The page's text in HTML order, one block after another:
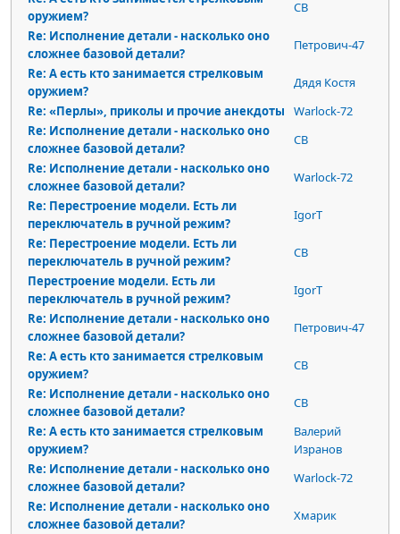
оружием?
СВ
Re: Исполнение детали - насколько оно
сложнее базовой детали?
Петрович-47
Re: А есть кто занимается стрелковым
оружием?
Дядя Костя
Re: «Перлы», приколы и прочие анекдоты
Warlock-72
Re: Исполнение детали - насколько оно
сложнее базовой детали?
СВ
Re: Исполнение детали - насколько оно
сложнее базовой детали?
Warlock-72
Re: Перестроение модели. Есть ли
переключатель в ручной режим?
IgorT
Re: Перестроение модели. Есть ли
переключатель в ручной режим?
СВ
Перестроение модели. Есть ли
переключатель в ручной режим?
IgorT
Re: Исполнение детали - насколько оно
сложнее базовой детали?
Петрович-47
Re: А есть кто занимается стрелковым
оружием?
СВ
Re: Исполнение детали - насколько оно
сложнее базовой детали?
СВ
Re: А есть кто занимается стрелковым
оружием?
Валерий
Изранов
Re: Исполнение детали - насколько оно
сложнее базовой детали?
Warlock-72
Re: Исполнение детали - насколько оно
сложнее базовой детали?
Хмарик